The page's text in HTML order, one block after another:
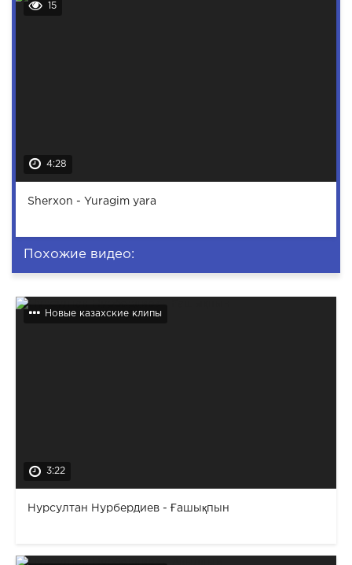
15
4:28
Sherxon - Yuragim yara
Похожие видео:
Новые казахские клипы
3:22
Нурсултан Нурбердиев - Ғашықпын